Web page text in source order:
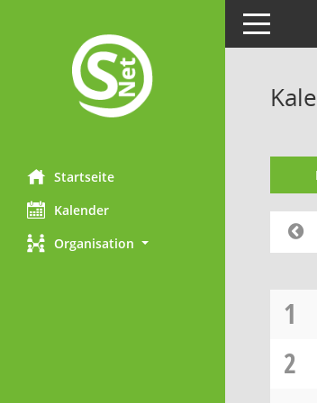
Startseite
Kalender
Organisation
Toggle
1
2